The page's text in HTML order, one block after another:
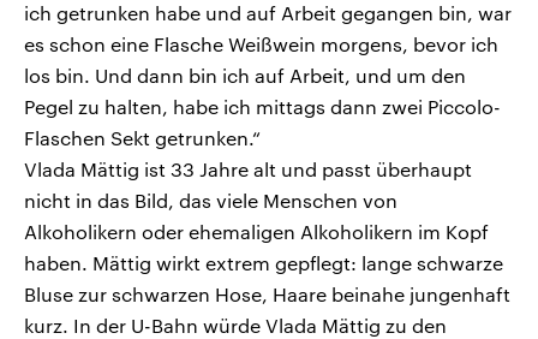
ich getrunken habe und auf Arbeit gegangen bin, war
es schon eine Flasche Weißwein morgens, bevor ich
los bin. Und dann bin ich auf Arbeit, und um den
Pegel zu halten, habe ich mittags dann zwei Piccolo-
Flaschen Sekt getrunken.“
Vlada Mättig ist 33 Jahre alt und passt überhaupt
nicht in das Bild, das viele Menschen von
Alkoholikern oder ehemaligen Alkoholikern im Kopf
haben. Mättig wirkt extrem gepflegt: lange schwarze
Bluse zur schwarzen Hose, Haare beinahe jungenhaft
kurz. In der U-Bahn würde Vlada Mättig zu den